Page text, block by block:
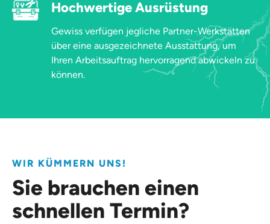
Hochwertige Ausrüstung
Gewiss verfügen jegliche Partner-Werkstätten
über eine ausgezeichnete Ausstattung, um
Ihren Arbeitsauftrag hervorragend abwickeln zu
können.
WIR KÜMMERN UNS!
Sie brauchen einen
schnellen Termin?